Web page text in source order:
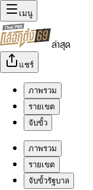
เมนู
ล่าสุด
แชร์
ภาพรวม
รายเขต
จับขั้ว
ภาพรวม
รายเขต
จับขั้วรัฐบาล